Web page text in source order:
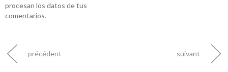
procesan los datos de tus
comentarios.
précédent suivant